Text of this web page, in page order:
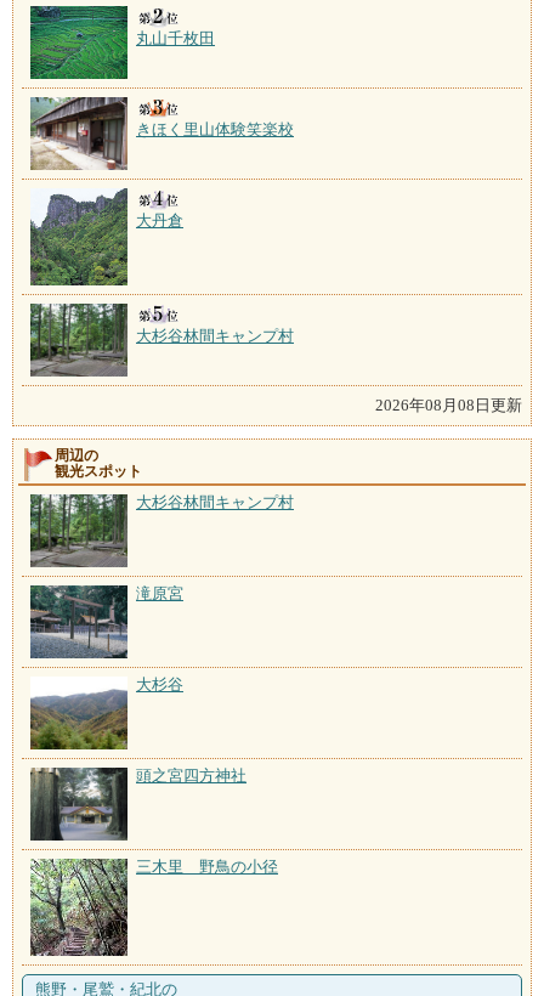
丸山千枚田
きほく里山体験笑楽校
大丹倉
大杉谷林間キャンプ村
2026年08月08日更新
周辺の
観光スポット
大杉谷林間キャンプ村
滝原宮
大杉谷
頭之宮四方神社
三木里 野鳥の小径
熊野・尾鷲・紀北の